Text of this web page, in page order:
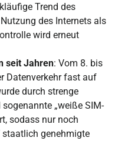
Trend des
des Internets als
wird erneut
seit Jahren: Vom 8. bis
Datenverkehr fast auf
durch strenge
„weiße SIM-
sodass nur noch
genehmigte